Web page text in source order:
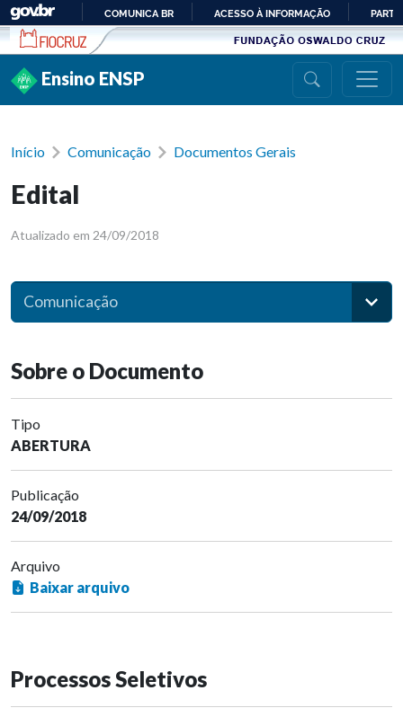
Ir para conteúdo
PARA
COMUNICA BR ACESSO À INFORMAÇÃO
Ensino ENSP
Início Comunicação Documentos Gerais
Edital
Atualizado em 24/09/2018
Comunicação
Sobre o Documento
Tipo
ABERTURA
Publicação
24/09/2018
Arquivo
Baixar arquivo
Processos Seletivos